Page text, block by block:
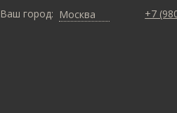
Ваш город: Москва +7